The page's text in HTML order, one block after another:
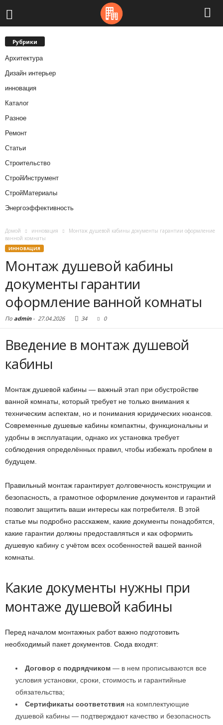
Рубрики
Архитектура
Дизайн интерьер
инновация
Каталог
Разное
Ремонт
Статьи
Строительство
СтройИнструмент
СтройМатериалы
Энергоэффективность
Домой инновация
Монтаж душевой кабины документы гарантии оформление
ванной комнаты
ИННОВАЦИЯ
Монтаж душевой кабины
документы гарантии
оформление ванной комнаты
По admin- 27.04.2026 34 0
Введение в монтаж душевой
кабины
Монтаж душевой кабины — важный этап при обустройстве
ванной комнаты, который требует не только внимания к
техническим аспектам, но и понимания юридических нюансов.
Современные душевые кабины компактны, функциональны и
удобны в эксплуатации, однако их установка требует
соблюдения определённых правил, чтобы избежать проблем в
будущем.
Правильный монтаж гарантирует долговечность конструкции и
безопасность, а грамотное оформление документов и гарантий
позволит защитить ваши интересы как потребителя. В этой
статье мы подробно расскажем, какие документы понадобятся,
какие гарантии должны предоставляться и как оформить
душевую кабину с учётом всех особенностей вашей ванной
комнаты.
Какие документы нужны при
монтаже душевой кабины
Перед началом монтажных работ важно подготовить
необходимый пакет документов. Сюда входят:
Договор с подрядчиком — в нем прописываются все
условия установки, сроки, стоимость и гарантийные
обязательства;
Сертификаты соответствия на комплектующие
душевой кабины — подтверждают качество и безопасность